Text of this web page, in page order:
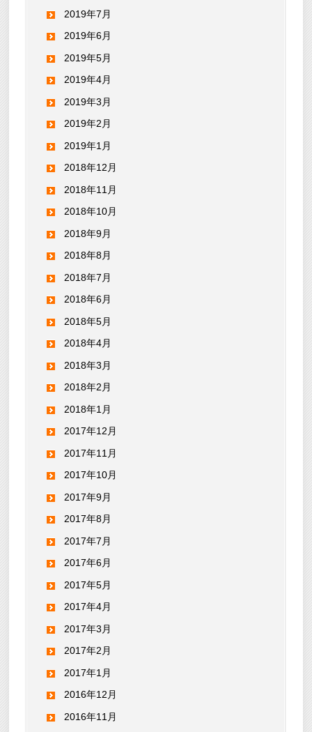
2019年7月
2019年6月
2019年5月
2019年4月
2019年3月
2019年2月
2019年1月
2018年12月
2018年11月
2018年10月
2018年9月
2018年8月
2018年7月
2018年6月
2018年5月
2018年4月
2018年3月
2018年2月
2018年1月
2017年12月
2017年11月
2017年10月
2017年9月
2017年8月
2017年7月
2017年6月
2017年5月
2017年4月
2017年3月
2017年2月
2017年1月
2016年12月
2016年11月